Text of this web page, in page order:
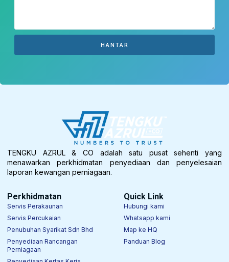
HANTAR
TENGKU AZRUL & CO adalah satu pusat sehenti yang
menawarkan perkhidmatan penyediaan dan penyelesaian
laporan kewangan perniagaan.
Perkhidmatan
Servis Perakaunan
Servis Percukaian
Penubuhan Syarikat Sdn Bhd
Penyediaan Rancangan
Perniagaan
Quick Link
Hubungi kami
Whatsapp kami
Map ke HQ
Panduan Blog